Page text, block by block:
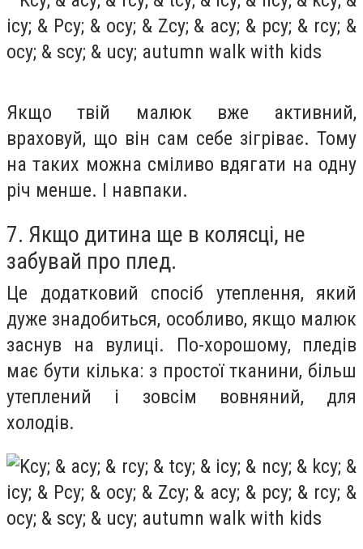
Якщо твій малюк вже активний,
враховуй, що він сам себе зігріває. Тому
на таких можна сміливо вдягати на одну
річ менше. І навпаки.
7. Якщо дитина ще в колясці, не
забувай про плед.
Це додатковий спосіб утеплення, який
дуже знадобиться, особливо, якщо малюк
заснув на вулиці. По-хорошому, пледів
має бути кілька: з простої тканини, більш
утеплений і зовсім вовняний, для
холодів.